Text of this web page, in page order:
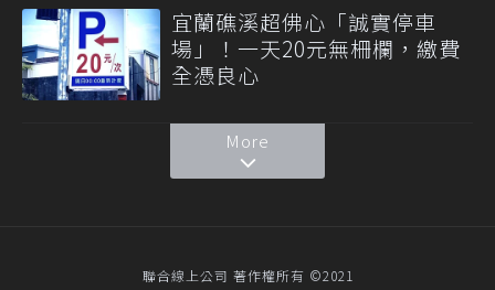
宜蘭礁溪超佛心「誠實停車
場」！一天20元無柵欄，繳費
全憑良心
More
聯合線上公司 著作權所有 ©2021